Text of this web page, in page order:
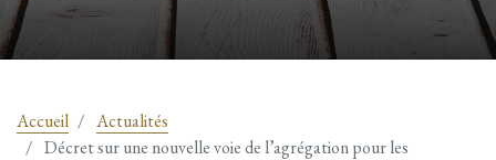
Accueil
Actualités
Décret sur une nouvelle voie de l’agrégation pour les